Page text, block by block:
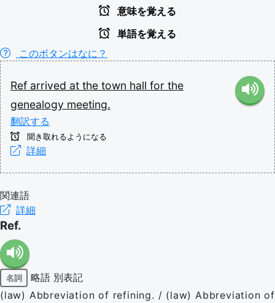
意味を覚える
単語を覚える
このボタンはなに？
Ref arrived at the town hall for the
genealogy meeting.
翻訳する
聞き取れるようになる
詳細
関連語
詳細
Ref.
名詞 略語 別表記
(law) Abbreviation of refining. / (law) Abbreviation of